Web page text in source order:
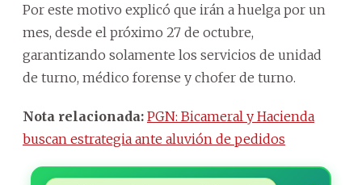
Por este motivo explicó que irán a huelga por un
mes, desde el próximo 27 de octubre,
garantizando solamente los servicios de unidad
de turno, médico forense y chofer de turno.
Nota relacionada: PGN: Bicameral y Hacienda
buscan estrategia ante aluvión de pedidos